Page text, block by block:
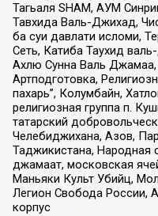
Тагьаля SHAM, АУМ
Тавхида Валь-Джихад,
ба суи давлати исломи,
Сеть, Катиба Таухид
Ахлю Сунна Валь Джамаа,
Артподготовка,
пахарь”, Колумбайн,
религиозная группа п.
татарский
Челебиджихана, Азов,
Таджикистана, Народная
джамаат, московская
Маньяки Культ Убийц,
Легион Свобода России,
корпус